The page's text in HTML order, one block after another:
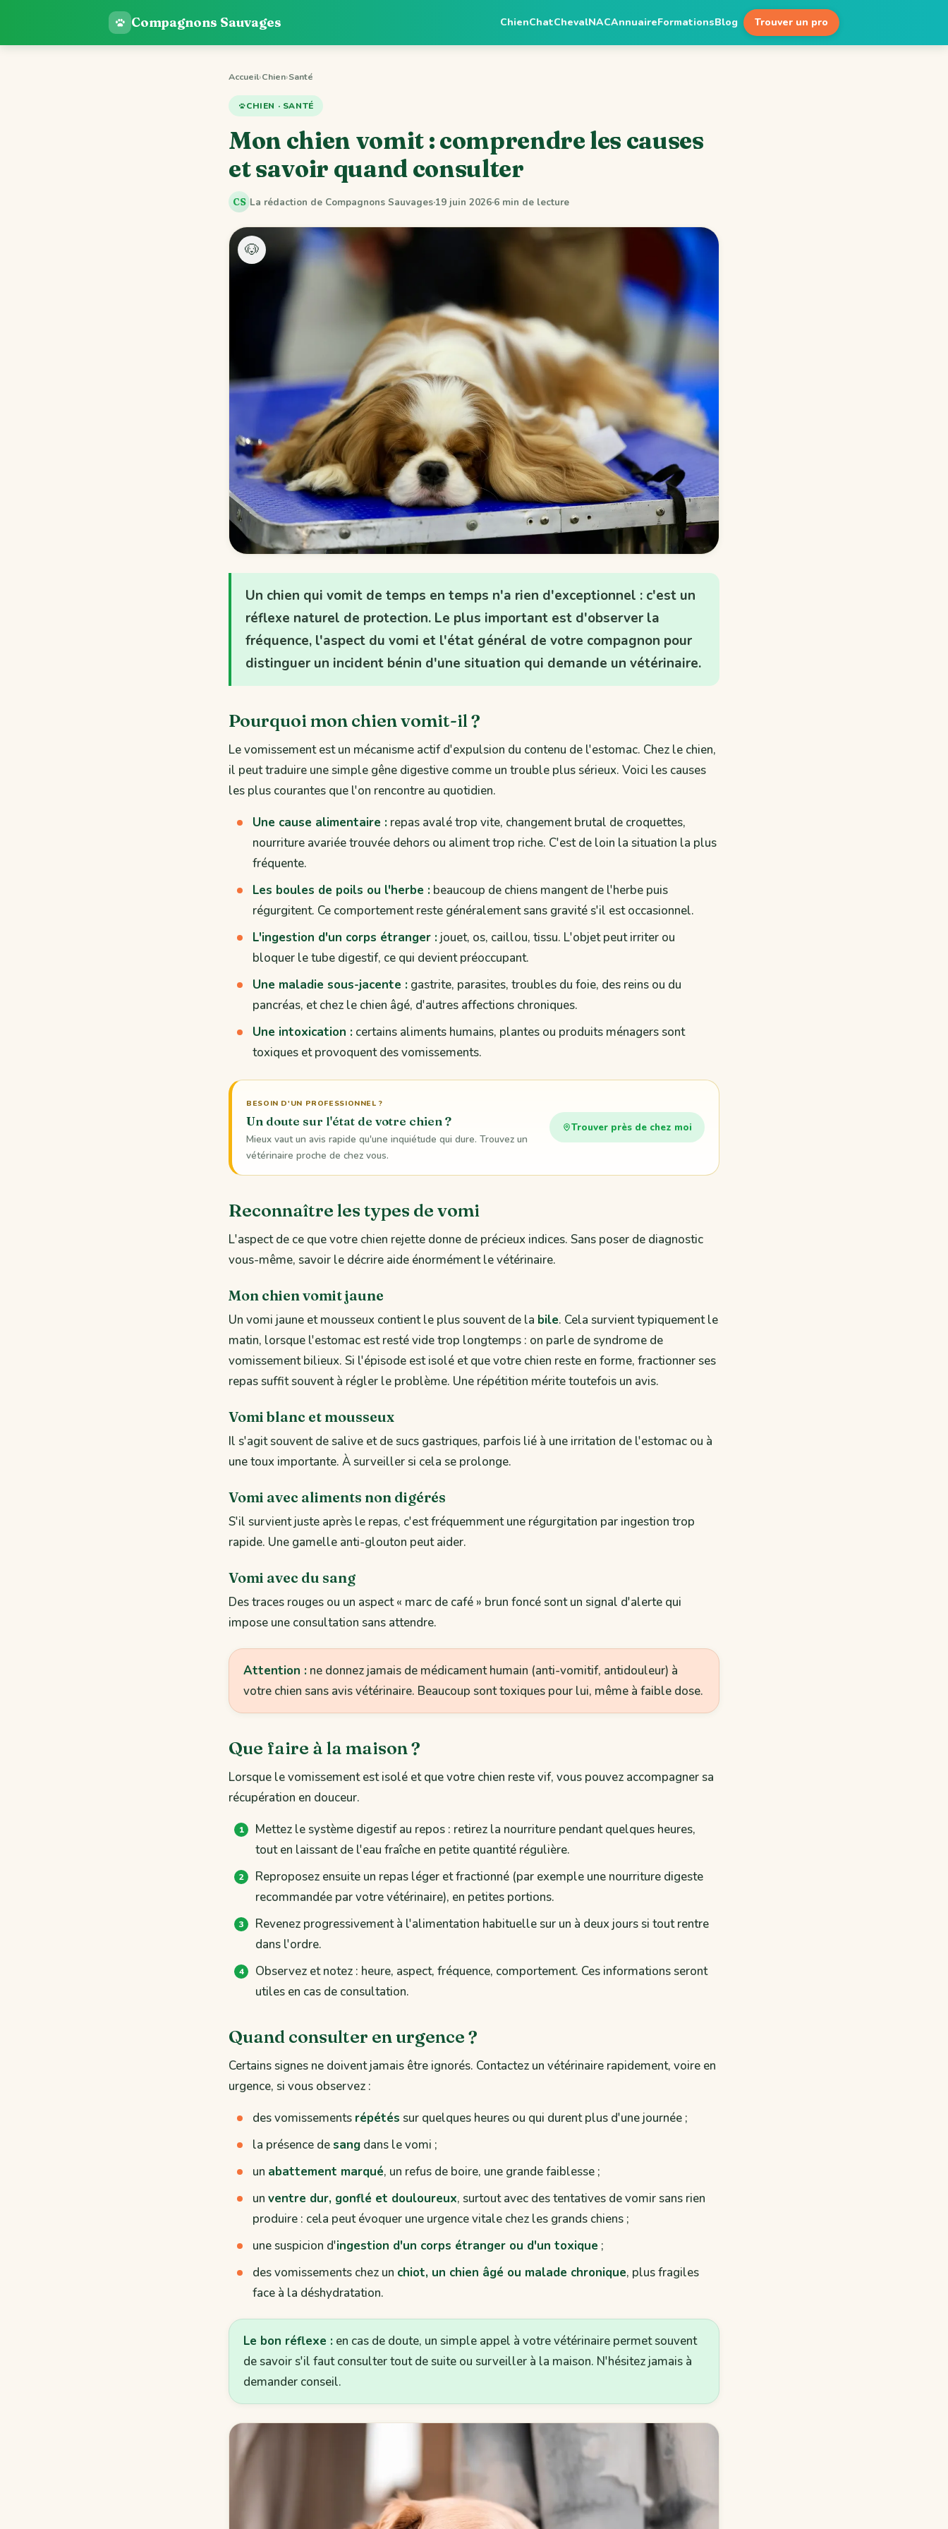
Compagnons Sauvages ChienChatChevalNACAnnuaireFormationsBlog Trouver un pro
Accueil›Chien›Santé
CHIEN · SANTÉ
Mon chien vomit : comprendre les causes
et savoir quand consulter
CS La rédaction de Compagnons Sauvages·19 juin 2026·6 min de lecture
🐶
Un chien qui vomit de temps en temps n'a rien d'exceptionnel : c'est un
réflexe naturel de protection. Le plus important est d'observer la
fréquence, l'aspect du vomi et l'état général de votre compagnon pour
distinguer un incident bénin d'une situation qui demande un vétérinaire.
Pourquoi mon chien vomit-il ?
Le vomissement est un mécanisme actif d'expulsion du contenu de l'estomac. Chez le chien,
il peut traduire une simple gêne digestive comme un trouble plus sérieux. Voici les causes
les plus courantes que l'on rencontre au quotidien.
Une cause alimentaire : repas avalé trop vite, changement brutal de croquettes,
nourriture avariée trouvée dehors ou aliment trop riche. C'est de loin la situation la plus
fréquente.
Les boules de poils ou l'herbe : beaucoup de chiens mangent de l'herbe puis
régurgitent. Ce comportement reste généralement sans gravité s'il est occasionnel.
L'ingestion d'un corps étranger :jouet, os, caillou, tissu. L'objet peut irriter ou
bloquer le tube digestif, ce qui devient préoccupant.
Une maladie sous-jacente : gastrite, parasites, troubles du foie, des reins ou du
pancréas, et chez le chien âgé, d'autres affections chroniques.
Une intoxication : certains aliments humains, plantes ou produits ménagers sont
toxiques et provoquent des vomissements.
BESOIN D'UN PROFESSIONNEL ?
Un doute sur l'état de votre chien ?
Mieux vaut un avis rapide qu'une inquiétude qui dure. Trouvez un
vétérinaire proche de chez vous.
Trouver près de chez moi
Reconnaître les types de vomi
L'aspect de ce que votre chien rejette donne de précieux indices. Sans poser de diagnostic
vous-même, savoir le décrire aide énormément le vétérinaire.
Mon chien vomit jaune
Un vomi jaune et mousseux contient le plus souvent de la bile. Cela survient typiquement le
matin, lorsque l'estomac est resté vide trop longtemps : on parle de syndrome de
vomissement bilieux. Si l'épisode est isolé et que votre chien reste en forme, fractionner ses
repas suffit souvent à régler le problème. Une répétition mérite toutefois un avis.
Vomi blanc et mousseux
Il s'agit souvent de salive et de sucs gastriques, parfois lié à une irritation de l'estomac ou à
une toux importante. À surveiller si cela se prolonge.
Vomi avec aliments non digérés
S'il survient juste après le repas, c'est fréquemment une régurgitation par ingestion trop
rapide. Une gamelle anti-glouton peut aider.
Vomi avec du sang
Des traces rouges ou un aspect « marc de café » brun foncé sont un signal d'alerte qui
impose une consultation sans attendre.
Attention : ne donnez jamais de médicament humain (anti-vomitif, antidouleur) à
votre chien sans avis vétérinaire. Beaucoup sont toxiques pour lui, même à faible dose.
Que faire à la maison ?
Lorsque le vomissement est isolé et que votre chien reste vif, vous pouvez accompagner sa
récupération en douceur.
Mettez le système digestif au repos : retirez la nourriture pendant quelques heures,
tout en laissant de l'eau fraîche en petite quantité régulière.
Reproposez ensuite un repas léger et fractionné (par exemple une nourriture digeste
recommandée par votre vétérinaire), en petites portions.
Revenez progressivement à l'alimentation habituelle sur un à deux jours si tout rentre
dans l'ordre.
Observez et notez : heure, aspect, fréquence, comportement. Ces informations seront
utiles en cas de consultation.
Quand consulter en urgence ?
Certains signes ne doivent jamais être ignorés. Contactez un vétérinaire rapidement, voire en
urgence, si vous observez :
des vomissements répétés sur quelques heures ou qui durent plus d'une journée ;
la présence desang dans le vomi ;
un abattement marqué, un refus de boire, une grande faiblesse ;
un ventre dur, gonflé et douloureux, surtout avec des tentatives de vomir sans rien
produire : cela peut évoquer une urgence vitale chez les grands chiens ;
une suspicion d'ingestion d'un corps étranger ou d'un toxique ;
des vomissements chez un chiot, un chien âgé ou malade chronique, plus fragiles
face à la déshydratation.
Le bon réflexe : en cas de doute, un simple appel à votre vétérinaire permet souvent
de savoir s'il faut consulter tout de suite ou surveiller à la maison. N'hésitez jamais à
demander conseil.